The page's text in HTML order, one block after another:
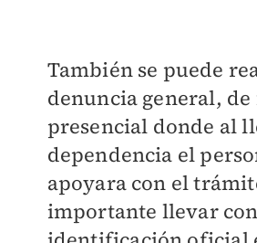
También se puede
denuncia general,
presencial donde al
dependencia el
apoyara con el
importante llevar